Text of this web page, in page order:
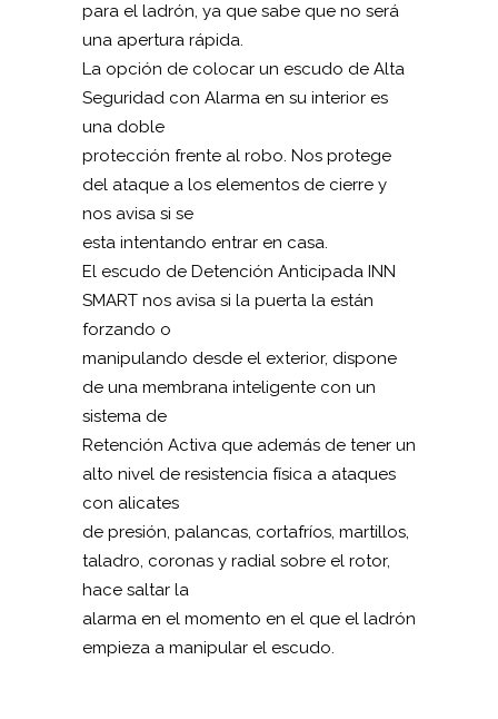
para el ladrón, ya que sabe que no será
una apertura rápida.
La opción de colocar un escudo de Alta
Seguridad con Alarma en su interior es
una doble
protección frente al robo. Nos protege
del ataque a los elementos de cierre y
nos avisa si se
esta intentando entrar en casa.
El escudo de Detención Anticipada INN
SMART nos avisa si la puerta la están
forzando o
manipulando desde el exterior, dispone
de una membrana inteligente con un
sistema de
Retención Activa que además de tener un
alto nivel de resistencia física a ataques
con alicates
de presión, palancas, cortafríos, martillos,
taladro, coronas y radial sobre el rotor,
hace saltar la
alarma en el momento en el que el ladrón
empieza a manipular el escudo.